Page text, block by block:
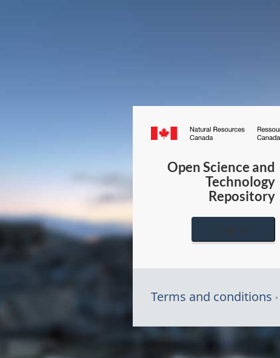
Canada.ca
Open Science and
Technology
Repository
English
Terms and conditions